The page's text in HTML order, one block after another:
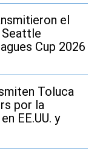
el
Cup 2026
Toluca
por la
EE.UU. y